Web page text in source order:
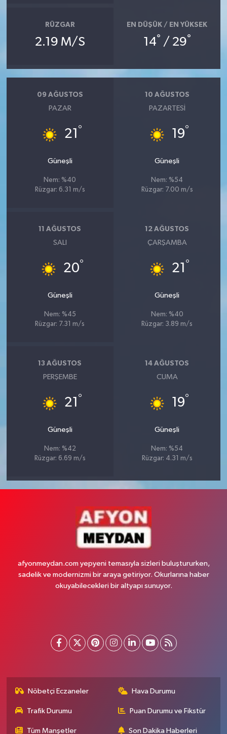
RÜZGAR
2.19 M/S
EN DÜŞÜK / EN YÜKSEK
14° / 29°
09 AĞUSTOS
PAZAR
21 °
Güneşli
Nem: %40
Rüzgar: 6.31 m/s
10 AĞUSTOS
PAZARTESI
19°
Güneşli
Nem: %54
Rüzgar: 7.00 m/s
11 AĞUSTOS
SALI
20°
Güneşli
Nem: %45
Rüzgar: 7.31 m/s
12 AĞUSTOS
ÇARŞAMBA
21 °
Güneşli
Nem: %40
Rüzgar: 3.89 m/s
13 AĞUSTOS
PERŞEMBE
21 °
Güneşli
Nem: %42
Rüzgar: 6.69 m/s
14 AĞUSTOS
CUMA
19°
Güneşli
Nem: %54
Rüzgar: 4.31 m/s
afyonmeydan.com yepyeni temasıyla sizleri buluştururken,
sadelik ve modernizmi bir araya getiriyor. Okurlarına haber
okuyabilecekleri bir altyapı sunuyor.
Nöbetçi Eczaneler Hava Durumu
Trafik Durumu Puan Durumu ve Fikstür
Tüm Manşetler Son Dakika Haberleri